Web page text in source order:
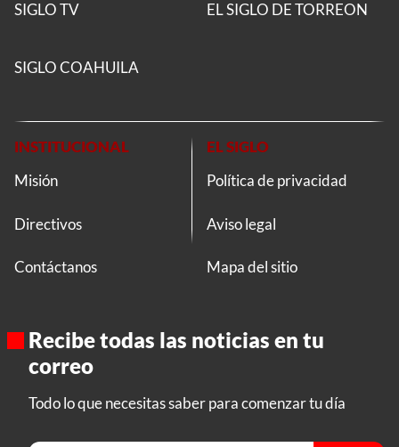
SIGLO TV EL SIGLO DE TORREON
SIGLO COAHUILA
INSTITUCIONAL
Misión
Directivos
Contáctanos
EL SIGLO
Política de privacidad
Aviso legal
Mapa del sitio
Recibe todas las noticias en tu
correo
Todo lo que necesitas saber para comenzar tu día